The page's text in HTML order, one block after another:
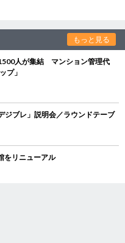
もっと見る
人が集結 マンション管理代
プ」
ブレ」説明会／ラウンドテーブ
をリニューアル